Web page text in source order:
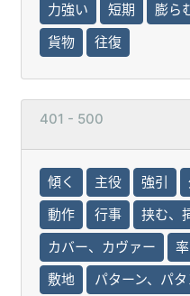
力強い
短期 膨ら
貨物
往復
401 - 500
傾く 主役 強引
動作
行事 挟む、
カバー、カヴァー
敷地
パターン、パタ